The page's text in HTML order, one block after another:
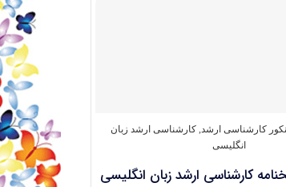
کارشناسی ارشد,کارشناسی ارشد زبان
انگلیسی
کارشناسی ارشد زبان انگلیسی